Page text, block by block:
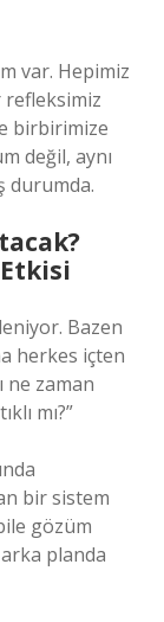
var. Hepimiz
refleksimiz
birbirimize
değil, aynı
durumda.
Bazen
herkes içten
ne zaman
mı?”
bir sistem
gözüm
planda